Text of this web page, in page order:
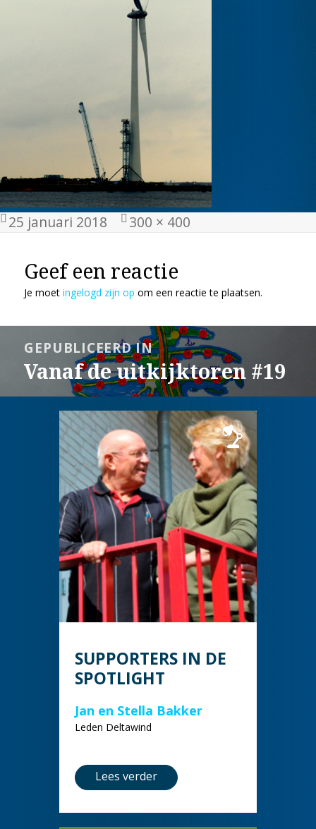
Geplaatst
25 januari 2018
Volledige
300 × 400
Geef een reactie
Je moetingelogd zijn op om een reactie te plaatsen.
navigatieGEPUBLICEERD IN
Vanaf de uitkijktoren #19
SUPPORTERS IN DE
SPOTLIGHT
Jan en Stella Bakker
Leden Deltawind
Lees verder